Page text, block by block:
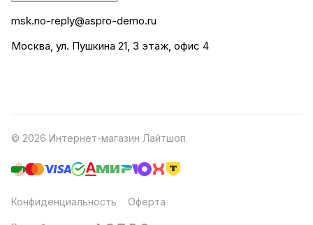
msk.no-reply@aspro-demo.ru
Москва, ул. Пушкина 21, 3 этаж, офис 4
© 2026 Интернет-магазин Лайтшоп
Конфиденциальность Оферта